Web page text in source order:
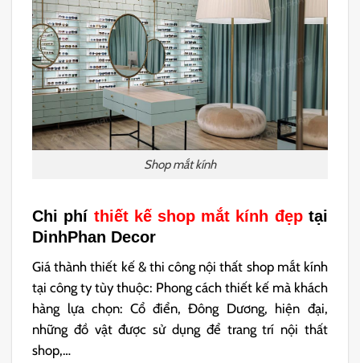
Shop mắt kính
Chi phí thiết kế shop mắt kính đẹptại
DinhPhan Decor
Giá thành thiết kế & thi công nội thất shop mắt kính
tại công ty tùy thuộc: Phong cách thiết kế mà khách
hàng lựa chọn: Cổ điển, Đông Dương, hiện đại,
những đồ vật được sử dụng để trang trí nội thất
shop,…